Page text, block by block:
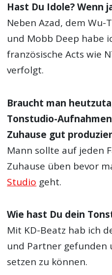
Hast Du Idole? Wenn
Neben Azad, dem Wu-
und Mobb Deep habe
französische Acts wie
verfolgt.
Braucht man
Tonstudio-
Zuhause gut
Mann sollte auf jeden
Zuhause üben bevor
Studio geht.
Wie hast Du dein
Mit KD-Beatz hab ich
und Partner gefunden
setzen zu können.